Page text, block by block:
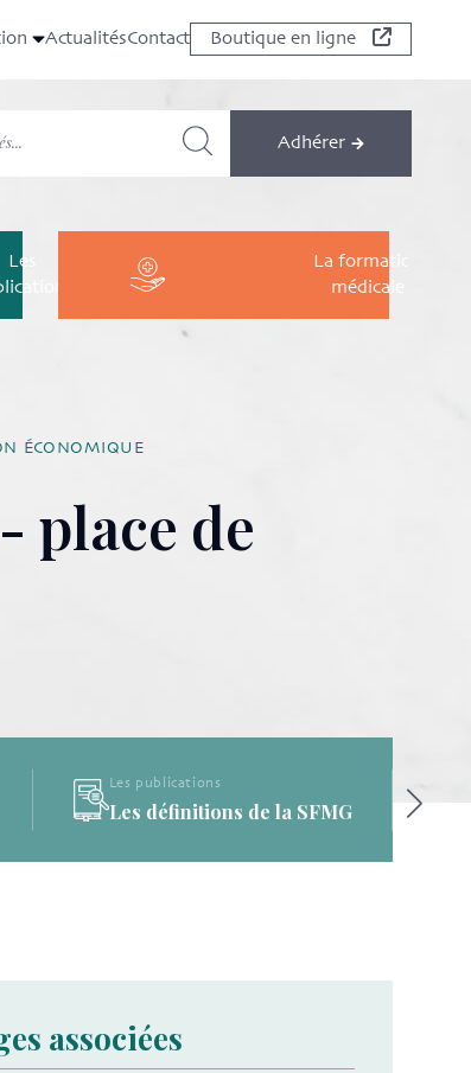
ActualitésContact Boutique en ligne
Adhérer
Les
La formation
médicale
ÉCONOMIQUE
place de
Les publications
La Bibliothèque de la SFMG
associées